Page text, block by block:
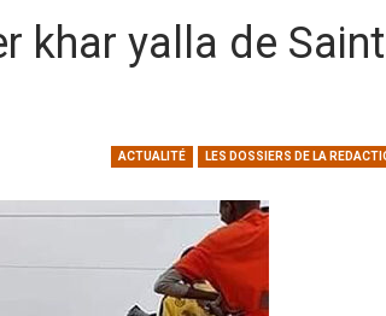
khar yalla de Saint
ACTUALITÉ LES DOSSIERS DE LA